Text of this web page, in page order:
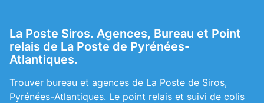
La Poste Siros. Agences, Bureau et Point
relais de La Poste de Pyrénées-
Atlantiques.
Trouver bureau et agences de La Poste de Siros,
Pyrénées-Atlantiques. Le point relais et suivi de colis